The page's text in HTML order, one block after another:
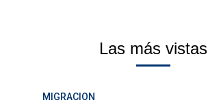
Las más vistas
MIGRACION